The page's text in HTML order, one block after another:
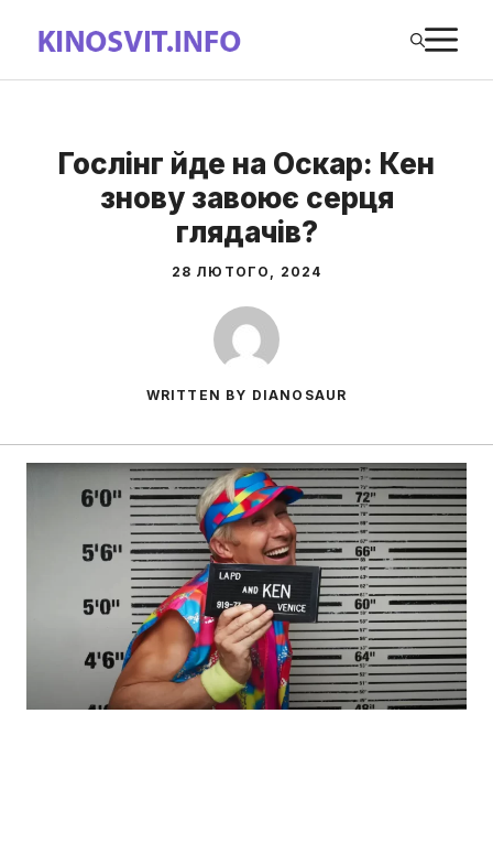
вмісту
Гослінг йде на Оскар: Кен
знову завоює серця
глядачів?
28 ЛЮТОГО, 2024
WRITTEN BY DIANOSAUR